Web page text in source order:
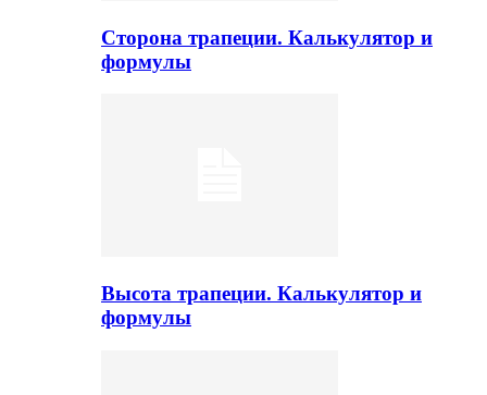
Сторона трапеции. Калькулятор и
формулы
Высота трапеции. Калькулятор и
формулы